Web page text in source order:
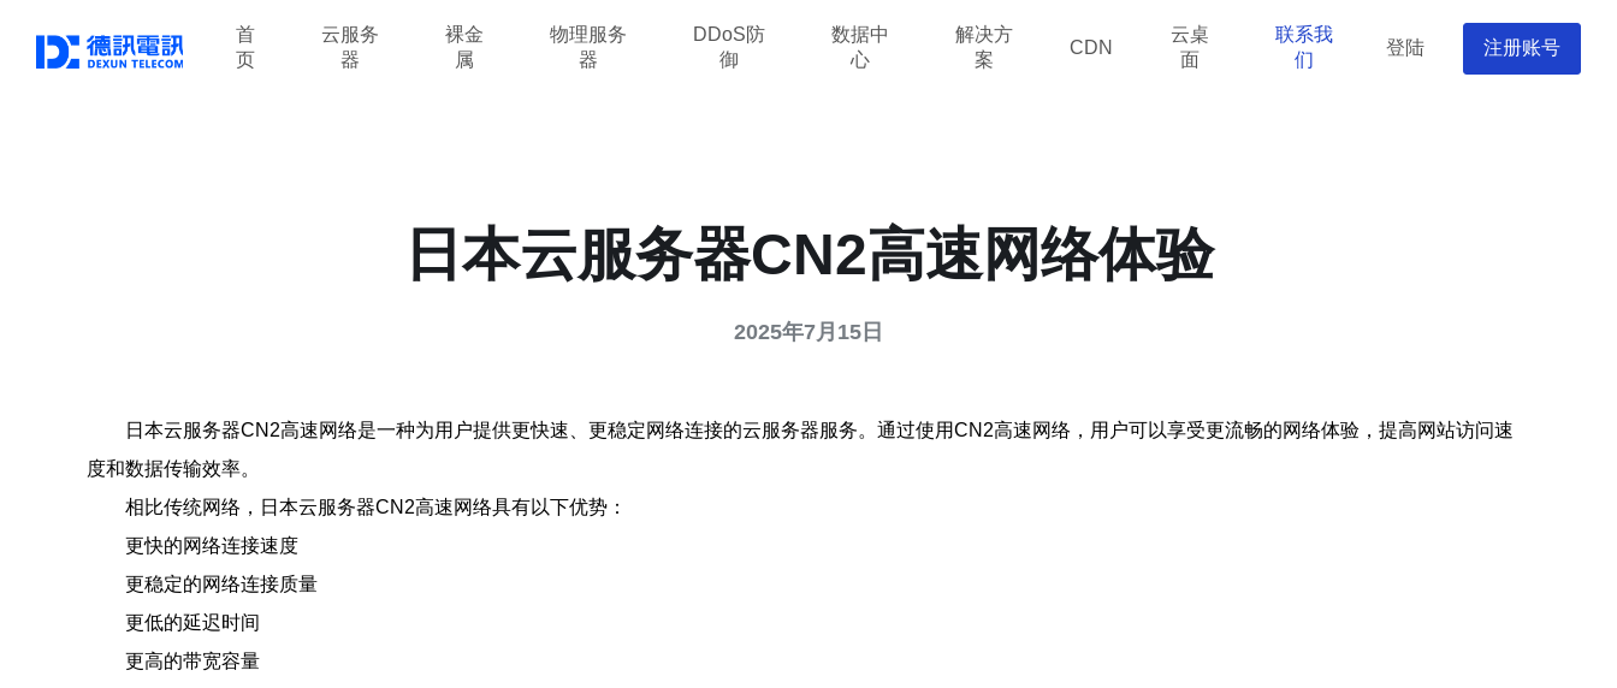
首
页
云服务
器
裸金
属
物理服务
器
DDoS防
御
数据中
心
解决方
案
CDN
云桌
面
联系我
们
登陆 注册账号
日本云服务器CN2高速网络体验
2025年7月15日
日本云服务器CN2高速网络是一种为用户提供更快速、更稳定网络连接的云服务器服务。通过使用CN2高速网络，用户可以享受更流畅的网络体验，提高网站访问速
度和数据传输效率。
相比传统网络，日本云服务器CN2高速网络具有以下优势：
更快的网络连接速度
更稳定的网络连接质量
更低的延迟时间
更高的带宽容量